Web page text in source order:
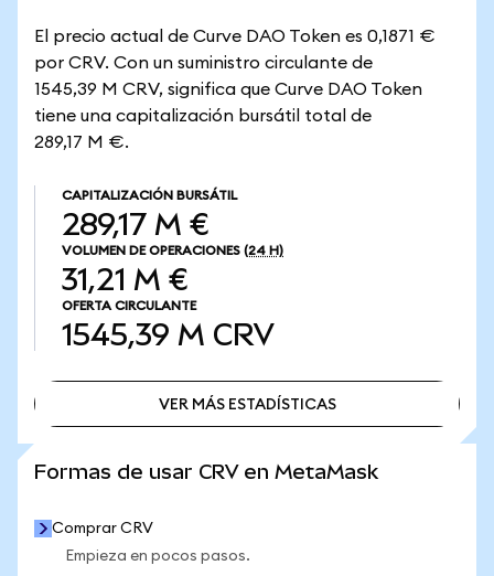
El precio actual de Curve DAO Token es 0,1871 €
por CRV. Con un suministro circulante de
1545,39 M CRV, significa que Curve DAO Token
tiene una capitalización bursátil total de
289,17 M €.
CAPITALIZACIÓN BURSÁTIL
289,17 M €
VOLUMEN DE OPERACIONES (24 H)
31,21 M €
OFERTA CIRCULANTE
1545,39 M CRV
VER MÁS ESTADÍSTICAS
Formas de usar CRV en MetaMask
Comprar CRV
Empieza en pocos pasos.